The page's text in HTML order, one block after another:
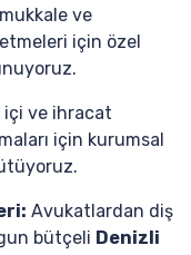
ve
için özel
içi ve ihracat
için kurumsal
Avukatlardan diş
bütçeli Denizli